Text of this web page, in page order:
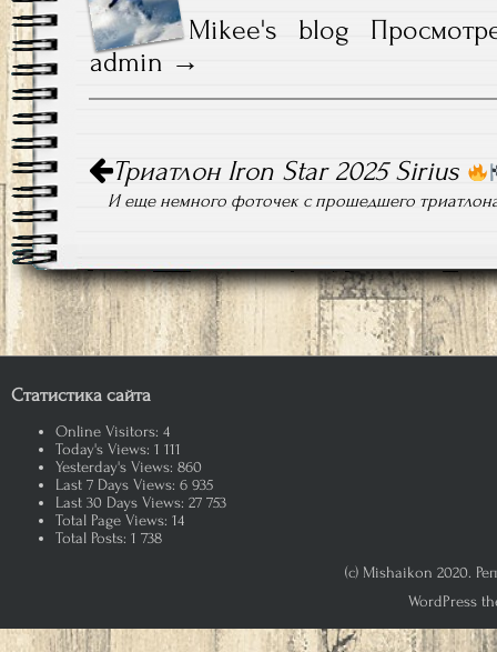
Mikee's blog
admin
по
записям
Триатлон Iron Star 2025 Sirius
И еще немного фоточек с прошедшего
Статистика сайта
Online Visitors: 4
Today's Views: 1 111
Yesterday's Views: 860
Last 7 Days Views: 6 935
Last 30 Days Views: 27 753
Total Page Views: 14
Total Posts: 1 738
(c) Mishaikon 2020.
WordPress